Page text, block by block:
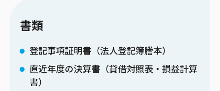
書類
登記事項証明書（法人登記簿謄本）
直近年度の決算書（貸借対照表・損益計算
書）